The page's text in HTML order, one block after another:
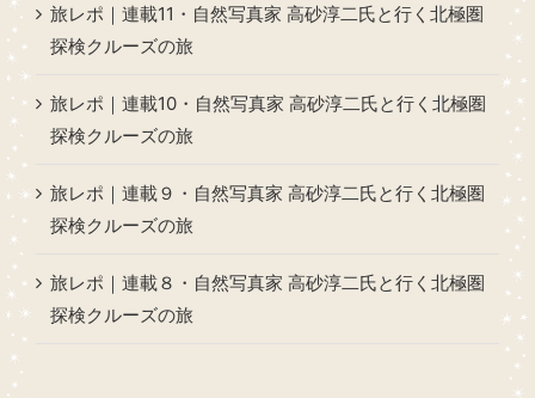
旅レポ｜連載11・自然写真家 高砂淳二氏と行く北極圏
探検クルーズの旅
旅レポ｜連載10・自然写真家 高砂淳二氏と行く北極圏
探検クルーズの旅
旅レポ｜連載９・自然写真家 高砂淳二氏と行く北極圏
探検クルーズの旅
旅レポ｜連載８・自然写真家 高砂淳二氏と行く北極圏
探検クルーズの旅